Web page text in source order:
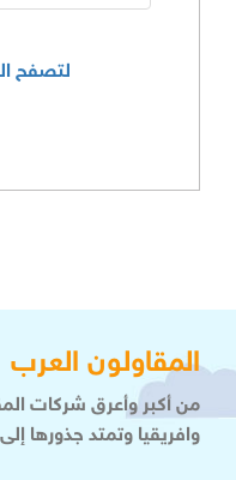
لتصفح
المقاولون العرب
من أكبر وأعرق شركات
وافريقيا وتمتد جذورها